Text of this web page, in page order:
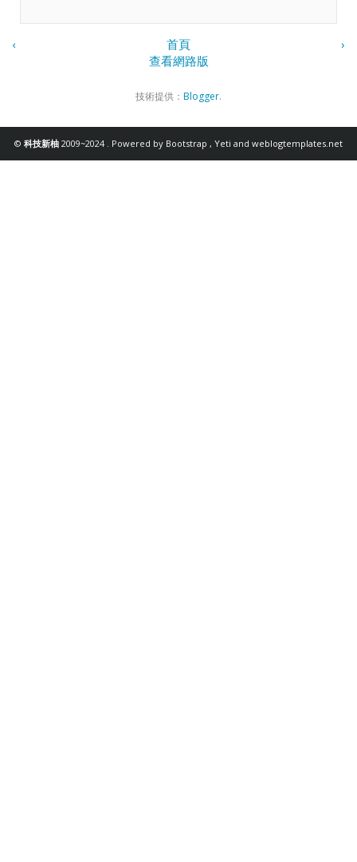
‹ ›
首頁
查看網路版
技術提供： Blogger.
© 科技新柚 2009~2024 . Powered by Bootstrap , Yeti and weblogtemplates.net